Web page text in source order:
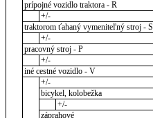
prípojné vozidlo traktora - R
+/-
traktorom ťahaný vymeniteľný stroj - S
+/-
pracovný stroj - P
+/-
iné cestné vozidlo - V
+/-
bicykel, kolobežka
+/-
záprahové